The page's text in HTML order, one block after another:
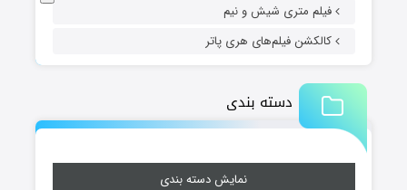
فیلم متری شیش و نیم
کالکشن فیلم‌های هری پاتر
دسته بندی
نمایش دسته بندی